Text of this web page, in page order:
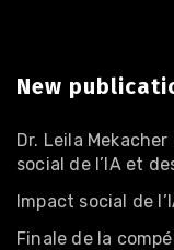
New
Dr. Leila
social de l’IA et
Impact social de
Finale de la